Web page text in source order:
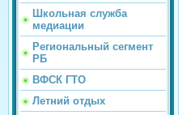
Школьная служба
медиации
Региональный сегмент
РБ
ВФСК ГТО
Летний отдых